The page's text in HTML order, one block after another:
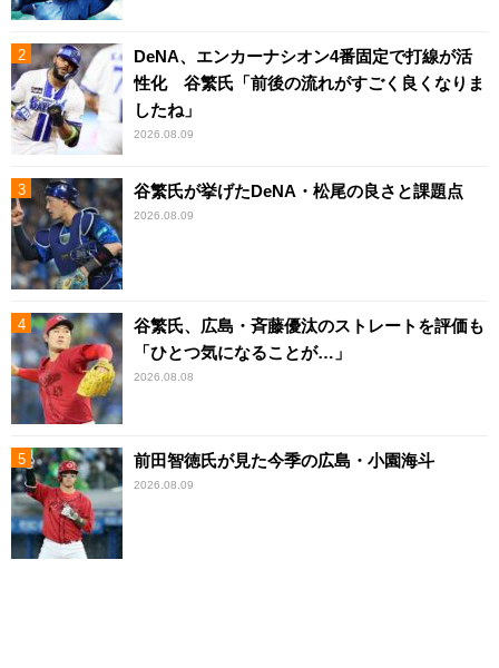
DeNA、エンカーナシオン4番固定で打線が活
性化 谷繁氏「前後の流れがすごく良くなりま
したね」
2026.08.09
谷繁氏が挙げたDeNA・松尾の良さと課題点
2026.08.09
谷繁氏、広島・斉藤優汰のストレートを評価も
「ひとつ気になることが…」
2026.08.08
前田智徳氏が見た今季の広島・小園海斗
2026.08.09